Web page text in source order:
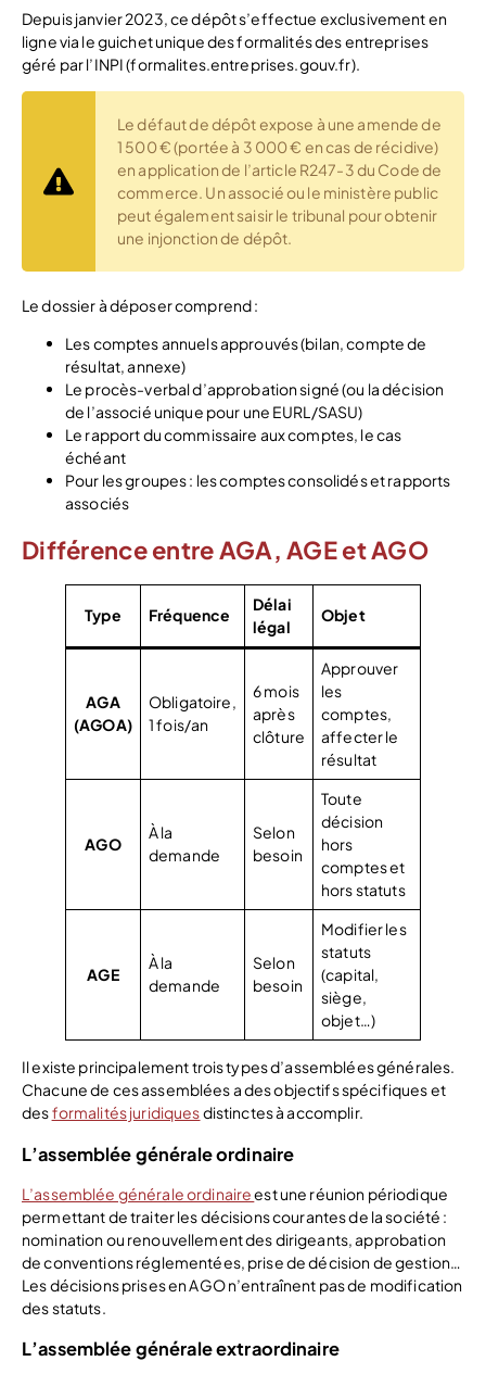
Depuis janvier 2023, ce dépôt s’effectue exclusivement en
ligne via le guichet unique des formalités des entreprises
géré par l’INPI (formalites.entreprises.gouv.fr).
Le défaut de dépôt expose à une amende de
1 500 € (portée à 3 000 € en cas de récidive)
en application de l’article R247-3 du Code de
commerce. Un associé ou le ministère public
peut également saisir le tribunal pour obtenir
une injonction de dépôt.
Le dossier à déposer comprend :
Les comptes annuels approuvés (bilan, compte de
résultat, annexe)
Le procès-verbal d’approbation signé (ou la décision
de l’associé unique pour une EURL/SASU)
Le rapport du commissaire aux comptes, le cas
échéant
Pour les groupes : les comptes consolidés et rapports
associés
Différence entre AGA, AGE et AGO
Type Fréquence
Délai
légal
Objet
AGA
(AGOA)
Obligatoire,
1 fois/an
6 mois
après
clôture
Approuver
les
comptes,
affecter le
résultat
AGO
À la
demande
Selon
besoin
Toute
décision
hors
comptes et
hors statuts
AGE
À la
demande
Selon
besoin
Modifier les
statuts
(capital,
siège,
objet…)
Il existe principalement trois types d’assemblées générales.
Chacune de ces assemblées a des objectifs spécifiques et
desformalités juridiquesdistinctes à accomplir.
L’assemblée générale ordinaire
L’assemblée générale ordinaireest une réunion périodique
permettant de traiter les décisions courantes de la société :
nomination ou renouvellement des dirigeants, approbation
de conventions réglementées, prise de décision de gestion…
Les décisions prises en AGO n’entraînent pas de modification
des statuts.
L’assemblée générale extraordinaire